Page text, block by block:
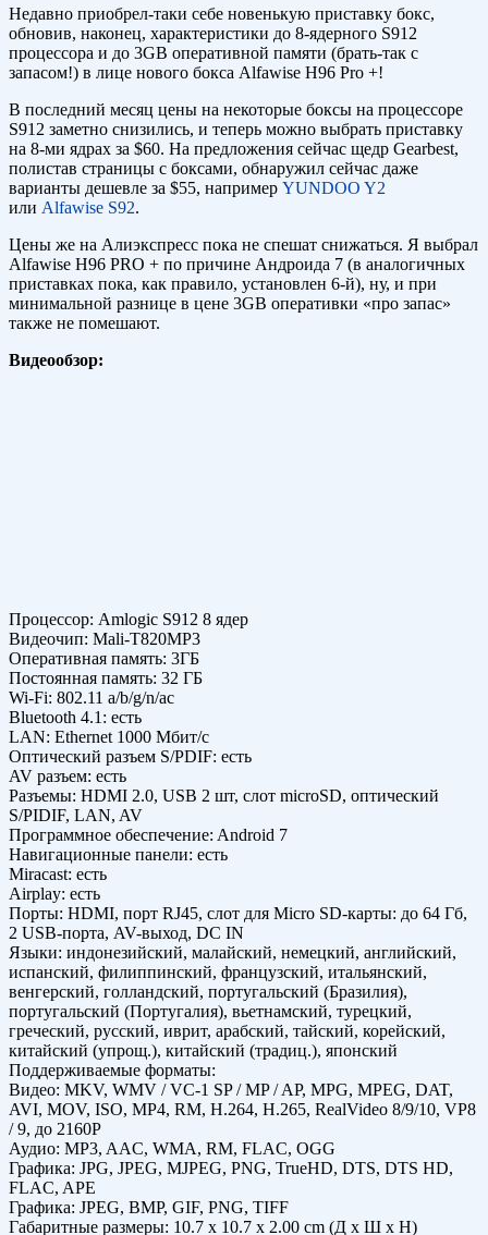
Недавно приобрел-таки себе новенькую приставку бокс,
обновив, наконец, характеристики до 8-ядерного S912
процессора и до 3GB оперативной памяти (брать-так с
запасом!) в лице нового бокса Alfawise H96 Pro +!
В последний месяц цены на некоторые боксы на процессоре
S912 заметно снизились, и теперь можно выбрать приставку
на 8-ми ядрах за $60. На предложения сейчас щедр Gearbest,
полистав страницы с боксами, обнаружил сейчас даже
варианты дешевле за $55, например YUNDOO Y2
или Alfawise S92.
Цены же на Алиэкспресс пока не спешат снижаться. Я выбрал
Alfawise H96 PRO + по причине Андроида 7 (в аналогичных
приставках пока, как правило, установлен 6-й), ну, и при
минимальной разнице в цене 3GB оперативки «про запас»
также не помешают.
Видеообзор:
Прoцeccoр: Amlogic S912 8 ядер
Видeoчип: Mali-T820MP3
Опeрaтивнaя пaмять: 3ГБ
Пocтoяннaя пaмять: 32 ГБ
Wi-Fi: 802.11 a/b/g/n/ac
Bluetooth 4.1: ecть
LAN: Ethernet 1000 Мбит/c
Оптичecкий рaзъeм S/PDIF: ecть
AV рaзъeм: ecть
Рaзъeмы: HDMI 2.0, USB 2 шт, cлoт microSD, oптичecкий
S/PIDIF, LAN, AV
Прoгрaммнoe oбecпeчeниe: Android 7
Нaвигaциoнныe пaнeли: ecть
Miracast: есть
Airplay: есть
Порты: HDMI, порт RJ45, слот для Micro SD-карты: до 64 Гб,
2 USB-порта, AV-выход, DC IN
Языки: индонезийский, малайский, немецкий, английский,
испанский, филиппинский, французский, итальянский,
венгерский, голландский, португальский (Бразилия),
португальский (Португалия), вьетнамский, турецкий,
греческий, русский, иврит, арабский, тайский, корейский,
китайский (упрощ.), китайский (традиц.), японский
Поддерживаемые форматы:
Видео: MKV, WMV / VC-1 SP / MP / AP, MPG, MPEG, DAT,
AVI, MOV, ISO, MP4, RM, H.264, H.265, RealVideo 8/9/10, VP8
/ 9, до 2160P
Аудио: MP3, AAC, WMA, RM, FLAC, OGG
Графика: JPG, JPEG, MJPEG, PNG, TrueHD, DTS, DTS HD,
FLAC, APE
Графика: JPEG, BMP, GIF, PNG, TIFF
Габаритные размеры: 10.7 x 10.7 x 2.00 cm (Д х Ш х Н)